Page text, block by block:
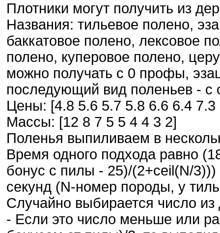
Плотники могут получить из
Названия: тильевое полено,
баккатовое полено, лексовое
полено, куперовое полено,
можно получать с 0 профы,
последующий вид поленьев - с
Цены: [4.8 5.6 5.7 5.8 6.6 6.4 7.3
Массы: [12 8 7 5 5 4 4 3 2]
Поленья выпиливаем в
Время одного подхода равно
бонус с пилы - 25)/(2+ceil(N/
секунд (N-номер породы, у
Случайно выбирается число
- Если это число меньше или